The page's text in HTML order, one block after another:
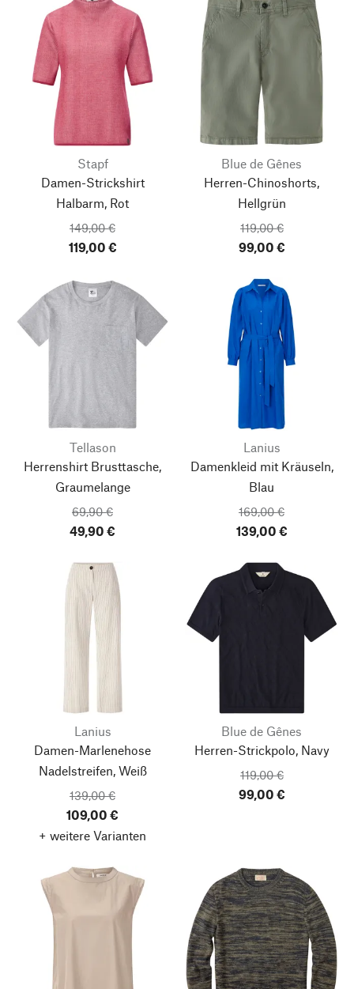
Stapf
Damen-Strickshirt
Halbarm, Rot
149,00 €
119,00 €
Blue de Gênes
Herren-Chinoshorts,
Hellgrün
119,00 €
99,00 €
Tellason
Herrenshirt Brusttasche,
Graumelange
69,90 €
49,90 €
Lanius
Damenkleid mit Kräuseln,
Blau
169,00 €
139,00 €
Lanius
Damen-Marlenehose
Nadelstreifen, Weiß
139,00 €
109,00 €
+ weitere Varianten
Blue de Gênes
Herren-Strickpolo, Navy
119,00 €
99,00 €